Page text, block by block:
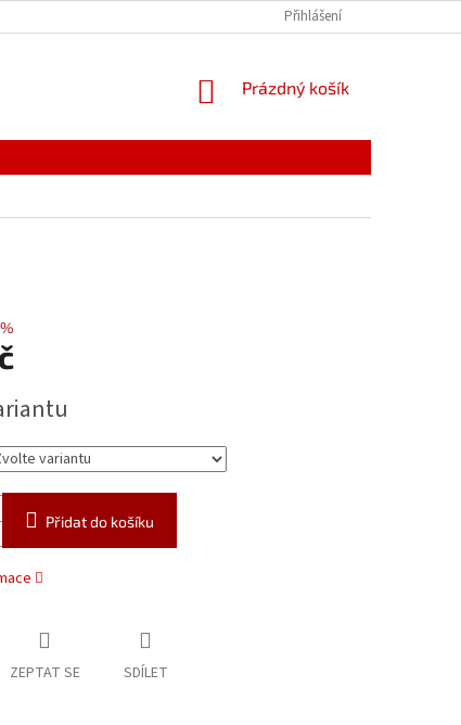
PODMÍNKY ZPRACOVÁNÍ OSOBNÍCH ÚDAJŮ
Přihlášení
NÁKUPNÍ
Prázdný košík
Přidat do košíku
ZEPTAT SE SDÍLET